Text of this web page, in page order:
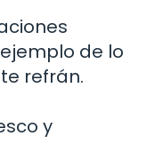
de lo
refrán.
y